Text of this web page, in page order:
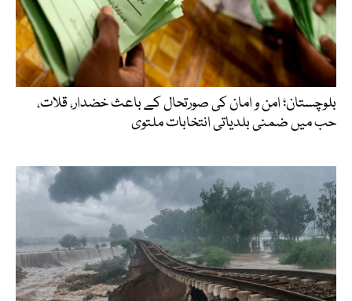
بلوچستان؛ امن و امان کی صورتحال کے باعث خضدار، قلات،
حب میں ضمنی بلدیاتی انتخابات ملتوی